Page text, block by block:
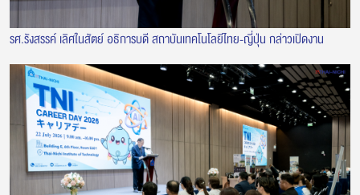
รศ.รังสรรค์ เลิศในสัตย์ อธิการบดี สถาบันเทคโนโลยีไทย-ญี่ปุ่น กล่าวเปิดงาน